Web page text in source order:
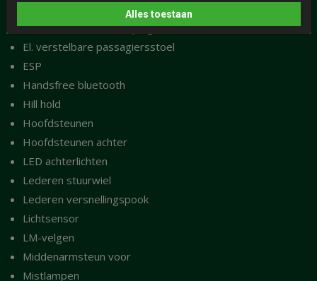
El. te openen kofferbak
El. verstelbare buitenspiegels
El. verstelbare passagiersstoel
ESP
Handsfree bluetooth
Hill hold
Hoofdsteunen
Hoofdsteunen achter
LED achterlichten
Lederen stuurwiel
Lederen versnellingspook
Lichtsensor
LM-velgen
Middenarmsteun voor
Mistlampen
Alles toestaan